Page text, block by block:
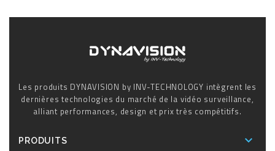
Les produits DYNAVISION by INV-TECHNOLOGY intègrent les
dernières technologies du marché de la vidéo surveillance,
alliant performances, design et prix très compétitifs.
PRODUITS 